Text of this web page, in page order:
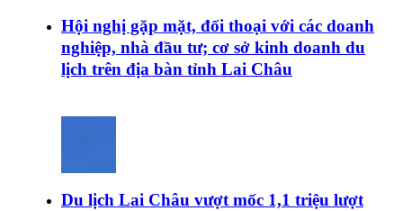
Hội nghị gặp mặt, đối thoại với các doanh
nghiệp, nhà đầu tư; cơ sở kinh doanh du
lịch trên địa bàn tỉnh Lai Châu
Du lịch Lai Châu vượt mốc 1,1 triệu lượt